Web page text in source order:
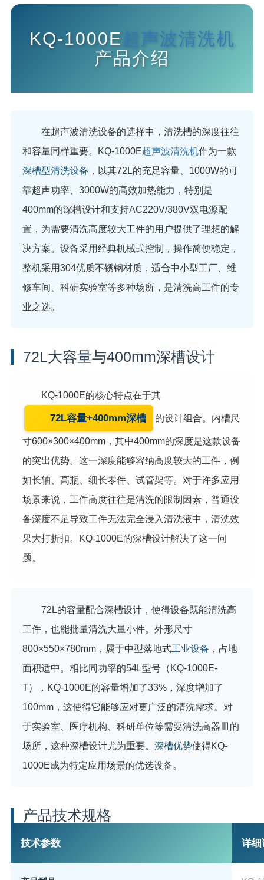
KQ-1000E超声波清洗机
产品介绍
在超声波清洗设备的选择中，清洗槽的深度往往
和容量同样重要。KQ-1000E超声波清洗机作为一款
深槽型清洗设备 ，以其72L的充足容量、1000W的可
靠超声功率、3000W的高效加热能力，特别是
400mm的深槽设计和支持AC220V/380V双电源配
置，为需要清洗高度较大工件的用户提供了理想的解
决方案。设备采用经典机械式控制，操作简便稳定，
整机采用304优质不锈钢材质，适合中小型工厂、维
修车间、科研实验室等多种场所，是清洗高工件的专
业之选。
72L大容量与400mm深槽设计
KQ-1000E的核心特点在于其
72L容量+400mm深槽 的设计组合。内槽尺
寸600×300×400mm，其中400mm的深度是这款设备
的突出优势。这一深度能够容纳高度较大的工件，例
如长轴、高瓶、细长零件、试管架等。对于许多应用
场景来说，工件高度往往是清洗的限制因素，普通设
备深度不足导致工件无法完全浸入清洗液中，清洗效
果大打折扣。KQ-1000E的深槽设计解决了这一问
题。
72L的容量配合深槽设计，使得设备既能清洗高
工件，也能批量清洗大量小件。外形尺寸
800×550×780mm，属于中型落地式工业设备 ，占地
面积适中。相比同功率的54L型号（KQ-1000E-
T），KQ-1000E的容量增加了33%，深度增加了
100mm，这使得它能够应对更广泛的清洗需求。对
于实验室、医疗机构、科研单位等需要清洗高器皿的
场所，这种深槽设计尤为重要。 深槽优势使得KQ-
1000E成为特定应用场景的优选设备。
产品技术规格
技术参数 详细